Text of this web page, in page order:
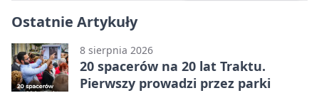
Ostatnie Artykuły
8 sierpnia 2026
20 spacerów na 20 lat Traktu.
Pierwszy prowadzi przez parki